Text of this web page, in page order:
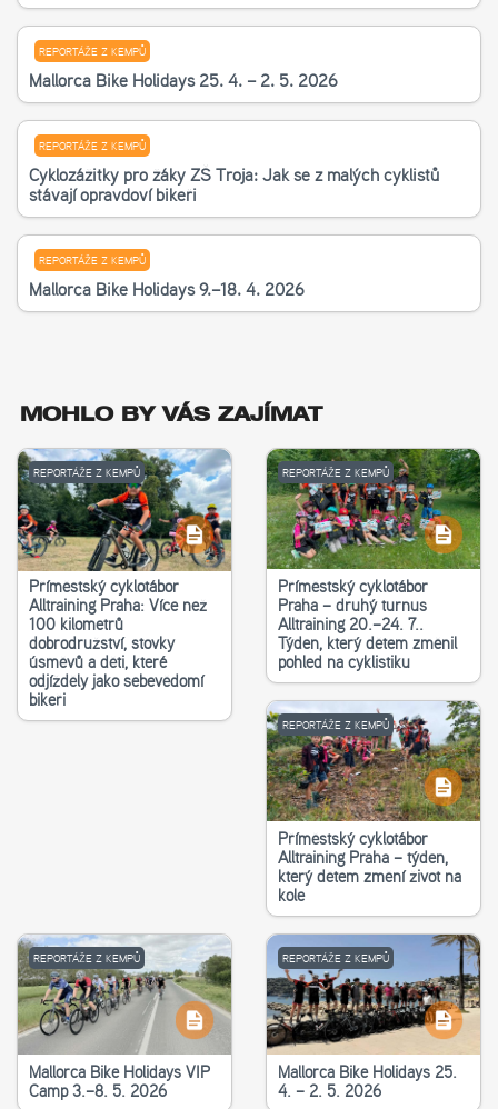
REPORTÁŽE Z KEMPŮ
Mallorca Bike Holidays 25. 4. – 2. 5. 2026
REPORTÁŽE Z KEMPŮ
Cyklozážitky pro žáky ZŠ Troja: Jak se z malých cyklistů
stávají opravdoví bikeři
REPORTÁŽE Z KEMPŮ
Mallorca Bike Holidays 9.–18. 4. 2026
MOHLO BY VÁS ZAJÍMAT
REPORTÁŽE Z KEMPŮ
Příměstský cyklotábor
Alltraining Praha: Více než
100 kilometrů
dobrodružství, stovky
úsměvů a děti, které
odjížděly jako sebevědomí
bikeři
REPORTÁŽE Z KEMPŮ
Příměstský cyklotábor
Praha – druhý turnus
Alltraining 20.–24. 7..
Týden, který dětem změnil
pohled na cyklistiku
REPORTÁŽE Z KEMPŮ
Příměstský cyklotábor
Alltraining Praha – týden,
který dětem změní život na
kole
REPORTÁŽE Z KEMPŮ
Mallorca Bike Holidays VIP
Camp 3.–8. 5. 2026
REPORTÁŽE Z KEMPŮ
Mallorca Bike Holidays 25.
4. – 2. 5. 2026